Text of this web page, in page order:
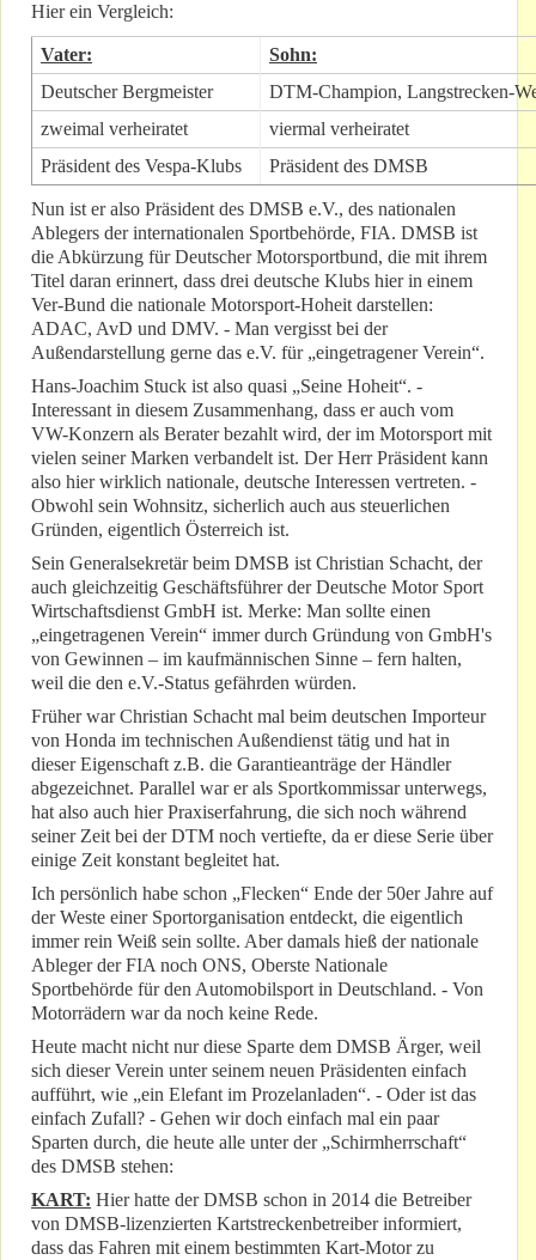
Hier ein Vergleich:
Vater:
Sohn:
Deutscher Bergmeister
DTM-Champion, Langstrecken-
zweimal verheiratet
viermal verheiratet
Präsident des Vespa-Klubs
Präsident des DMSB
Nun ist er also Präsident des DMSB e.V., des nationalen
Ablegers der internationalen Sportbehörde, FIA. DMSB ist
die Abkürzung für Deutscher Motorsportbund, die mit ihrem
Titel daran erinnert, dass drei deutsche Klubs hier in einem
Ver-Bund die nationale Motorsport-Hoheit darstellen:
ADAC, AvD und DMV. - Man vergisst bei der
Außendarstellung gerne das e.V. für „eingetragener Verein“.
Hans-Joachim Stuck ist also quasi „Seine Hoheit“. -
Interessant in diesem Zusammenhang, dass er auch vom
VW-Konzern als Berater bezahlt wird, der im Motorsport mit
vielen seiner Marken verbandelt ist. Der Herr Präsident kann
also hier wirklich nationale, deutsche Interessen vertreten. -
Obwohl sein Wohnsitz, sicherlich auch aus steuerlichen
Gründen, eigentlich Österreich ist.
Sein Generalsekretär beim DMSB ist Christian Schacht, der
auch gleichzeitig Geschäftsführer der Deutsche Motor Sport
Wirtschaftsdienst GmbH ist. Merke: Man sollte einen
„eingetragenen Verein“ immer durch Gründung von GmbH's
von Gewinnen – im kaufmännischen Sinne – fern halten,
weil die den e.V.-Status gefährden würden.
Früher war Christian Schacht mal beim deutschen Importeur
von Honda im technischen Außendienst tätig und hat in
dieser Eigenschaft z.B. die Garantieanträge der Händler
abgezeichnet. Parallel war er als Sportkommissar unterwegs,
hat also auch hier Praxiserfahrung, die sich noch während
seiner Zeit bei der DTM noch vertiefte, da er diese Serie über
einige Zeit konstant begleitet hat.
Ich persönlich habe schon „Flecken“ Ende der 50er Jahre auf
der Weste einer Sportorganisation entdeckt, die eigentlich
immer rein Weiß sein sollte. Aber damals hieß der nationale
Ableger der FIA noch ONS, Oberste Nationale
Sportbehörde für den Automobilsport in Deutschland. - Von
Motorrädern war da noch keine Rede.
Heute macht nicht nur diese Sparte dem DMSB Ärger, weil
sich dieser Verein unter seinem neuen Präsidenten einfach
aufführt, wie „ein Elefant im Prozelanladen“. - Oder ist das
einfach Zufall? - Gehen wir doch einfach mal ein paar
Sparten durch, die heute alle unter der „Schirmherrschaft“
des DMSB stehen:
KART: Hier hatte der DMSB schon in 2014 die Betreiber
von DMSB-lizenzierten Kartstreckenbetreiber informiert,
dass das Fahren mit einem bestimmten Kart-Motor zu